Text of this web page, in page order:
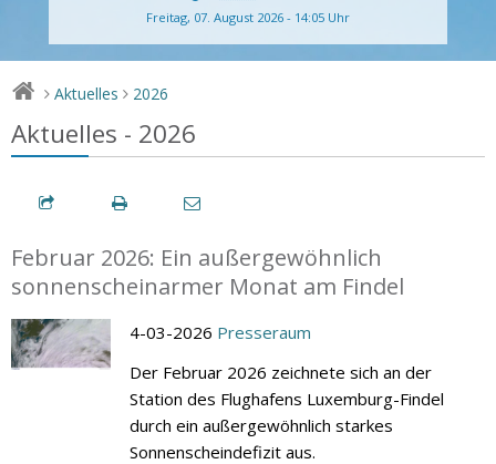
Freitag, 07. August 2026 - 14:05 Uhr
> Aktuelles > 2026
Aktuelles - 2026
Februar 2026: Ein außergewöhnlich
sonnenscheinarmer Monat am Findel
4-03-2026 Presseraum
Der Februar 2026 zeichnete sich an der
Station des Flughafens Luxemburg-Findel
durch ein außergewöhnlich starkes
Sonnenscheindefizit aus.